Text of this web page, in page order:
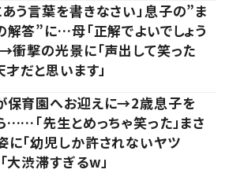
あう言葉を書きなさい」息子の”ま
解答”に…母「正解でよいでしょう
→衝撃の光景に「声出して笑った
才だと思います」
保育園へお迎えに→2歳息子を
……「先生とめっちゃ笑った」まさ
に「幼児しか許されないヤツ
大渋滞すぎるw」